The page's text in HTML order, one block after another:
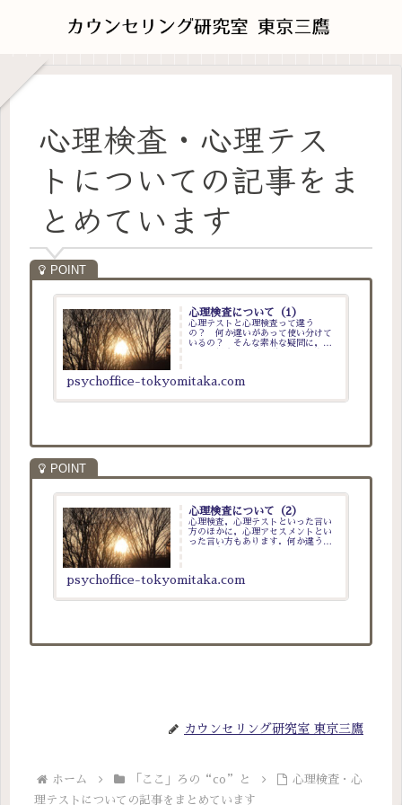
心理検査・心理テス
トについての記事をま
とめています
心理検査について（1）
心理テストと心理検査って違う
の？ 何か違いがあって使い分けて
いるの？ そんな素朴な疑問に，専
psychoffice-tokyomitaka.com
心理検査について（2）
心理検査，心理テストといった言い
方のほかに，心理アセスメントとい
った言い方もあります．何か違うの
psychoffice-tokyomitaka.com
カウンセリング研究室 東京三鷹
ホーム 「ここ」ろの“co”と
心理検査・心
理テストについての記事をまとめています